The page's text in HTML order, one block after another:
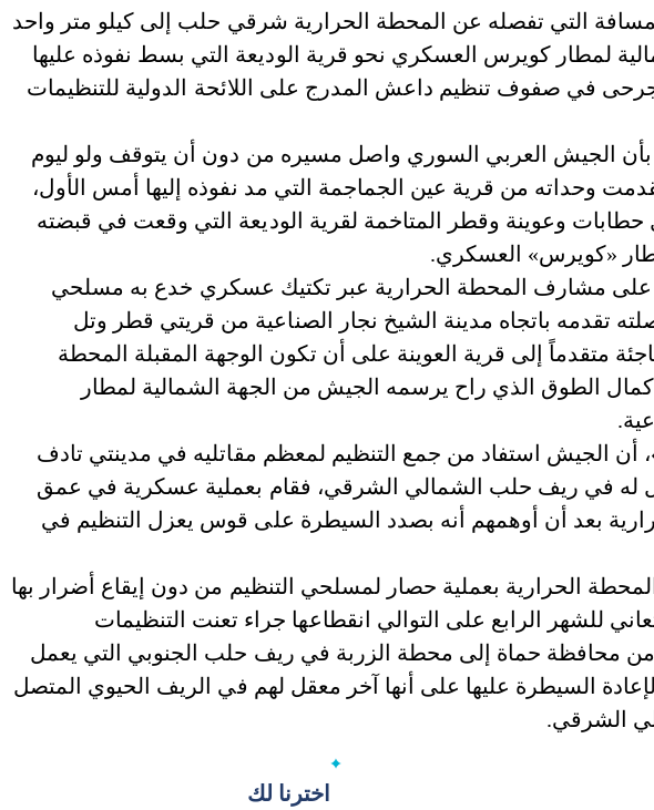
التي تفصله عن المحطة الحرارية شرقي حلب إلى كيلو متر واحد
لمطار كويرس العسكري نحو قرية الوديعة التي بسط نفوذه عليها
في صفوف تنظيم داعش المدرج على اللائحة الدولية للتنظيمات
بأن الجيش العربي السوري واصل مسيره من دون أن يتوقف ولو ليوم
وحداته من قرية عين الجماجمة التي مد نفوذه إليها أمس الأول،
وعوينة وقطر المتاخمة لقرية الوديعة التي وقعت في قبضته
«كويرس» العسكري.
مشارف المحطة الحرارية عبر تكتيك عسكري خدع به مسلحي
تقدمه باتجاه مدينة الشيخ نجار الصناعية من قريتي قطر وتل
متقدماً إلى قرية العوينة على أن تكون الوجهة المقبلة المحطة
الطوق الذي راح يرسمه الجيش من الجهة الشمالية لمطار
الجيش استفاد من جمع التنظيم لمعظم مقاتليه في مدينتي تادف
له في ريف حلب الشمالي الشرقي، فقام بعملية عسكرية في عمق
بعد أن أوهمهم أنه بصدد السيطرة على قوس يعزل التنظيم في
الحرارية بعملية حصار لمسلحي التنظيم من دون إيقاع أضرار بها
للشهر الرابع على التوالي انقطاعها جراء تعنت التنظيمات
من محافظة حماة إلى محطة الزربة في ريف حلب الجنوبي التي يعمل
السيطرة عليها على أنها آخر معقل لهم في الريف الحيوي المتصل
الشرقي.
اخترنا لك